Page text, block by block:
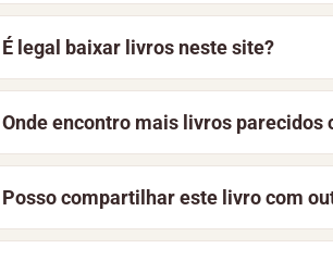
O arquivo pode ser lido em celulares
dispositivo e funciona offline.
É legal baixar livros neste site?
Sim. O acervo reúne obras de domínio
instituições. A licença desta obra
Onde encontro mais livros parecidos
Salve Seu Casamento faz parte do
Posso compartilhar este livro com
A melhor forma de apoiar o projeto é